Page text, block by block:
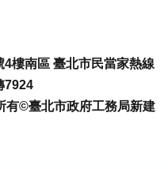
樓南區 臺北市民當家熱線
7924
©臺北市政府工務局新建